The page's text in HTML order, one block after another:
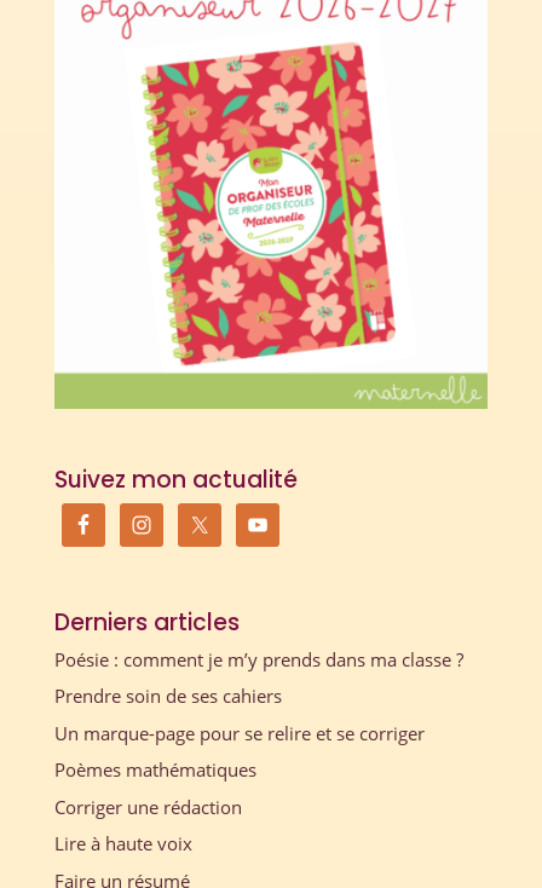
Suivez mon actualité
Derniers articles
Poésie : comment je m’y prends dans ma classe ?
Prendre soin de ses cahiers
Un marque-page pour se relire et se corriger
Poèmes mathématiques
Corriger une rédaction
Lire à haute voix
Faire un résumé